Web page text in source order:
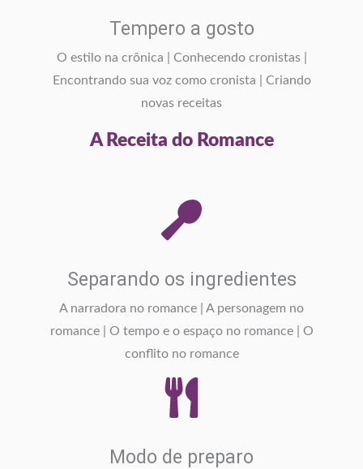
Tempero a gosto
O estilo na crônica | Conhecendo cronistas |
Encontrando sua voz como cronista | Criando
novas receitas
A Receita do Romance
Separando os ingredientes
A narradora no romance | A personagem no
romance | O tempo e o espaço no romance | O
conflito no romance
Modo de preparo